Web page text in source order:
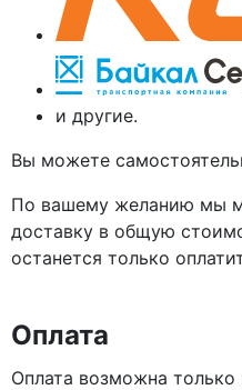
и другие.
Вы можете
По вашему желанию мы
доставку в общую
останется только
Оплата
Оплата возможна только